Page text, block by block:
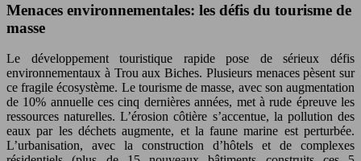
Menaces environnementales: les défis du tourisme de
masse
Le développement touristique rapide pose de sérieux défis
environnementaux à Trou aux Biches. Plusieurs menaces pèsent sur
ce fragile écosystème. Le tourisme de masse, avec son augmentation
de 10% annuelle ces cinq dernières années, met à rude épreuve les
ressources naturelles. L’érosion côtière s’accentue, la pollution des
eaux par les déchets augmente, et la faune marine est perturbée.
L’urbanisation, avec la construction d’hôtels et de complexes